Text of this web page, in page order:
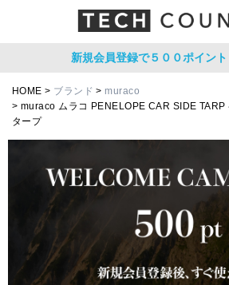
新規会員登録で５００ポイント
HOME ブランド
muraco
muraco ムラコ PENELOPE CAR SIDE TARP
タープ